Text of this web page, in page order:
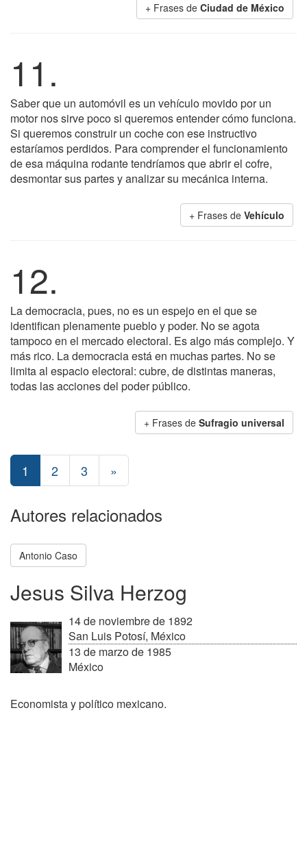
+ Frases de Ciudad de México
11.
Saber que un automóvil es un vehículo movido por un
motor nos sirve poco si queremos entender cómo funciona.
Si queremos construir un coche con ese instructivo
estaríamos perdidos. Para comprender el funcionamiento
de esa máquina rodante tendríamos que abrir el cofre,
desmontar sus partes y analizar su mecánica interna.
+ Frases de Vehículo
12.
La democracia, pues, no es un espejo en el que se
identifican plenamente pueblo y poder. No se agota
tampoco en el mercado electoral. Es algo más complejo. Y
más rico. La democracia está en muchas partes. No se
limita al espacio electoral: cubre, de distintas maneras,
todas las acciones del poder público.
+ Frases de Sufragio universal
1 2 3 »
Autores relacionados
Antonio Caso
Jesus Silva Herzog
14 de noviembre de 1892
San Luis Potosí, México
13 de marzo de 1985
México
Economista y político mexicano.